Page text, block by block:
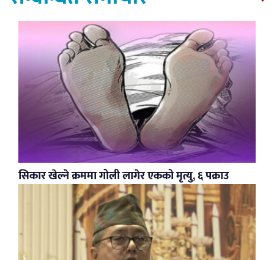
सिकार खेल्ने क्रममा गोली लागेर एकको मृत्यु, ६ पक्राउ